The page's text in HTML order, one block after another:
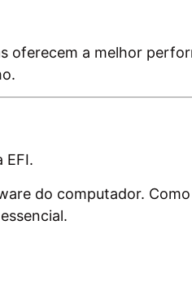
oferecem a melhor
EFI.
do computador.